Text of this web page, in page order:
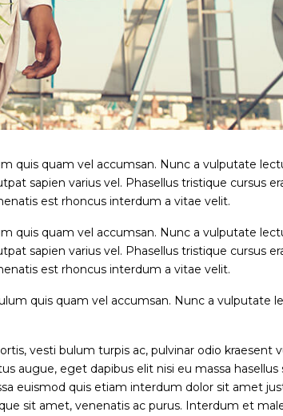
quis quam vel accumsan. Nunc a vulputate
sapien varius vel. Phasellus tristique cursus
est rhoncus interdum a vitae velit.
quis quam vel accumsan. Nunc a vulputate
sapien varius vel. Phasellus tristique cursus
est rhoncus interdum a vitae velit.
quis quam vel accumsan. Nunc a vulputate
vesti bulum turpis ac, pulvinar odio kraesent
augue, eget dapibus elit nisi eu massa hasellus
euismod quis etiam interdum dolor sit amet
sit amet, venenatis ac purus. Interdum et